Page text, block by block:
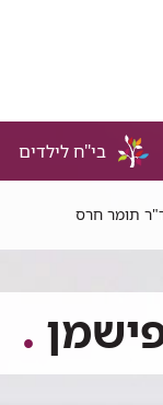
בי"ח לילדים
תומר חרס